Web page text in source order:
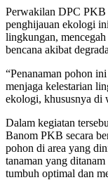
Perwakilan DPC PKB
penghijauan ekologi
lingkungan,
bencana akibat
“Penanaman pohon
menjaga kelestarian
ekologi, khususnya di
Dalam kegiatan
Banom PKB secara
pohon di area yang
tanaman yang
tumbuh optimal dan